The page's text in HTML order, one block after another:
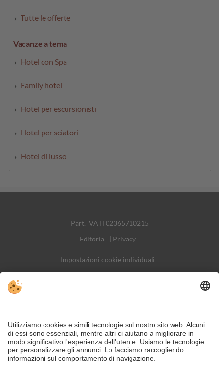
Tutte le offerte
Vacanze a tema
Hotel con Spa
Family hotel
Hotel per escursionisti
Hotel per sciatori
Hotel di lusso
Part. IVA IT02365710215
Editoria
| Privacy
Impostazioni cookie individuali
Social Media
Nonostante il lavoro accurato e il costante aggiornamento dei contenuti,